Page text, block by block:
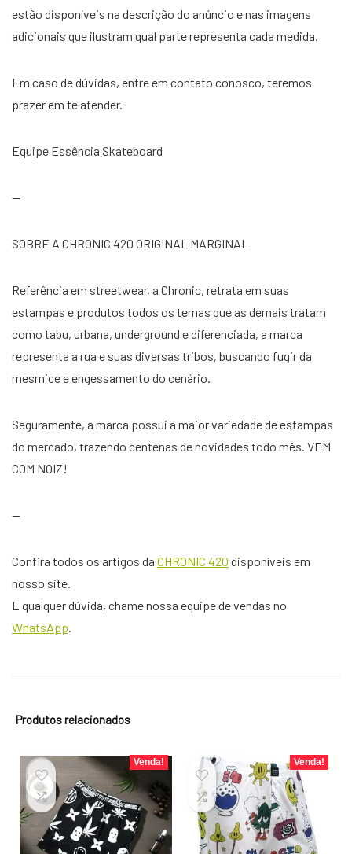
estão disponíveis na descrição do anúncio e nas imagens
adicionais que ilustram qual parte representa cada medida.
Em caso de dúvidas, entre em contato conosco, teremos
prazer em te atender.
Equipe Essência Skateboard
—
SOBRE A CHRONIC 420 ORIGINAL MARGINAL
Referência em streetwear, a Chronic, retrata em suas
estampas e produtos todos os temas que as demais tratam
como tabu, urbana, underground e diferenciada, a marca
representa a rua e suas diversas tribos, buscando fugir da
mesmice e engessamento do cenário.
Seguramente, a marca possui a maior variedade de estampas
do mercado, trazendo centenas de novidades todo mês. VEM
COM NOIZ!
—
Confira todos os artigos da CHRONIC 420 disponíveis em
nosso site.
E qualquer dúvida, chame nossa equipe de vendas no
WhatsApp.
Produtos relacionados
Venda! Venda!